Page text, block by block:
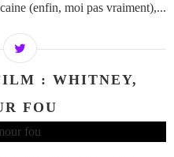
(enfin, moi pas vraiment),...
: WHITNEY,
FOU